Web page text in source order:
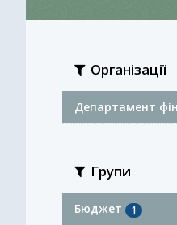
Організації
Департамент
Групи
Бюджет 1